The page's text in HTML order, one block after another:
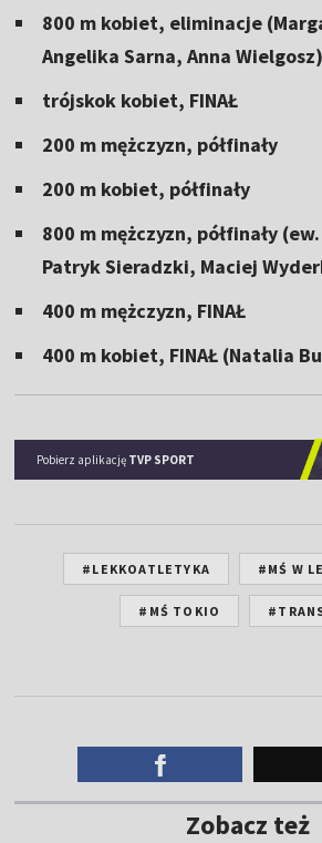
800 m kobiet, eliminacje
Angelika Sarna, Anna Wielgosz)
trójskok kobiet, FINAŁ
200 m mężczyzn, półfinały
200 m kobiet, półfinały
800 m mężczyzn, półfinały
Patryk Sieradzki, Maciej
400 m mężczyzn, FINAŁ
400 m kobiet, FINAŁ (Natalia
Pobierz aplikację TVP SPORT
#LEKKOATLETYKA #MŚ W
#MŚ TOKIO
Zobacz też